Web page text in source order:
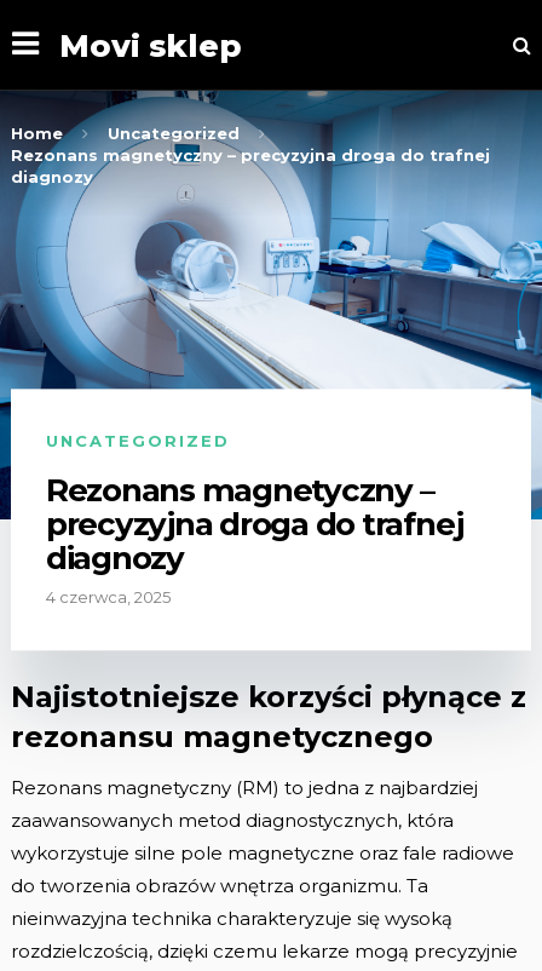
Movi sklep
Home
Uncategorized
Rezonans magnetyczny – precyzyjna droga do trafnej
diagnozy
UNCATEGORIZED
Rezonans magnetyczny –
precyzyjna droga do trafnej
diagnozy
4 czerwca, 2025
Najistotniejsze korzyści płynące z
rezonansu magnetycznego
Rezonans magnetyczny (RM) to jedna z najbardziej
zaawansowanych metod diagnostycznych, która
wykorzystuje silne pole magnetyczne oraz fale radiowe
do tworzenia obrazów wnętrza organizmu. Ta
nieinwazyjna technika charakteryzuje się wysoką
rozdzielczością, dzięki czemu lekarze mogą precyzyjnie